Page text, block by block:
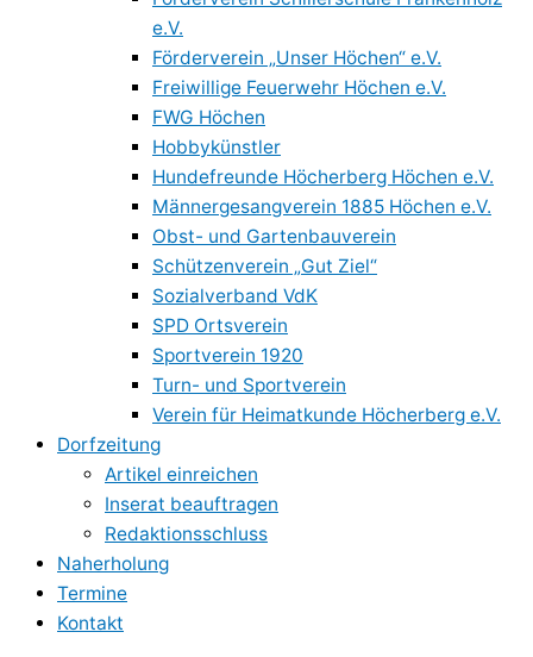
e.V.
Förderverein „Unser Höchen“ e.V.
Freiwillige Feuerwehr Höchen e.V.
FWG Höchen
Hobbykünstler
Hundefreunde Höcherberg Höchen e.V.
Männergesangverein 1885 Höchen e.V.
Obst- und Gartenbauverein
Schützenverein „Gut Ziel“
Sozialverband VdK
SPD Ortsverein
Sportverein 1920
Turn- und Sportverein
Verein für Heimatkunde Höcherberg e.V.
Dorfzeitung
Artikel einreichen
Inserat beauftragen
Redaktionsschluss
Naherholung
Termine
Kontakt